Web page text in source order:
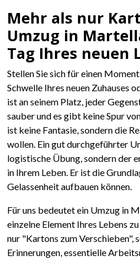
Mehr als nur
Umzug in
Tag Ihres neuen
Stellen Sie sich für einen
Schwelle Ihres neuen Zuhauses
ist an seinem Platz, jeder
sauber und es gibt keine Spur
ist keine Fantasie, sondern die
wollen. Ein gut durchgeführter
logistische Übung, sondern der
in Ihrem Leben. Er ist die
Gelassenheit aufbauen können.
Für uns bedeutet ein Umzug in
einzelne Element Ihres Lebens
nur "Kartons zum Verschieben",
Erinnerungen, essentielle